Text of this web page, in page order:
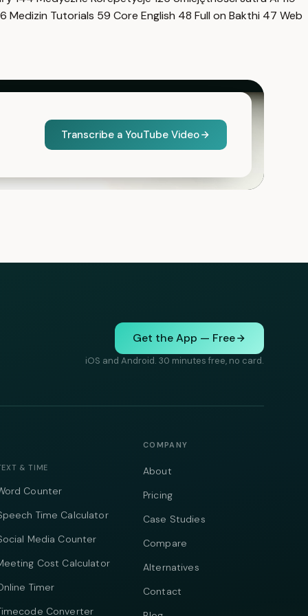
Medizin Tutorials 59 Core English 48 Full on Bakthi 47 Web
Transcribe a YouTube Video
Get the App — Free
iOS and Android. 30 minutes free, no card.
& TIME
Counter
Time Calculator
Media Counter
Cost Calculator
Timer
Converter
COMPANY
About
Pricing
Case Studies
Compare
Alternatives
Contact